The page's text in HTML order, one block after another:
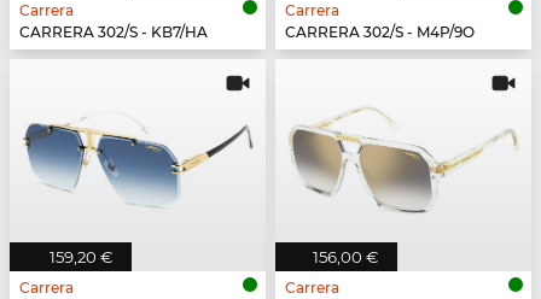
Carrera
CARRERA 302/S - KB7/HA
Carrera
CARRERA 302/S - M4P/9O
159,20 €
Carrera
156,00 €
Carrera